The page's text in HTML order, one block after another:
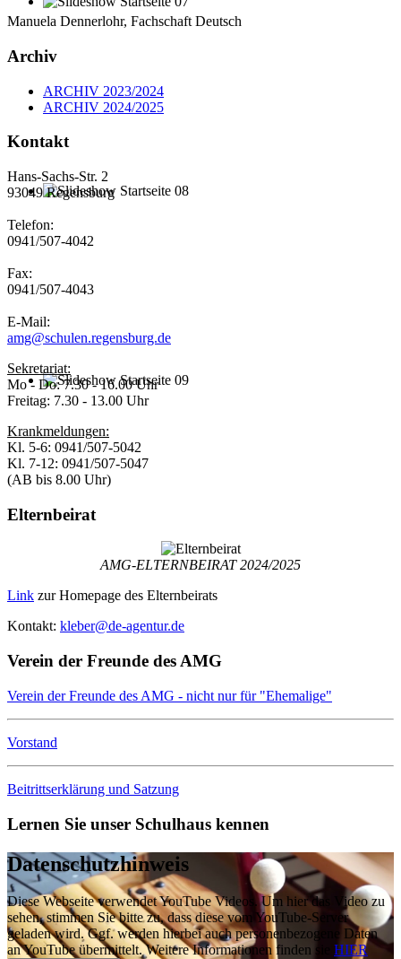
Manuela Dennerlohr, Fachschaft Deutsch
Archiv
ARCHIV 2023/2024
ARCHIV 2024/2025
Kontakt
Hans-Sachs-Str. 2
93049 Regensburg
Telefon:
0941/507-4042
Fax:
0941/507-4043
E-Mail:
amg@schulen.regensburg.de
Sekretariat:
Mo - Do: 7.30 - 16.00 Uhr
Freitag: 7.30 - 13.00 Uhr
Krankmeldungen:
Kl. 5-6: 0941/507-5042
Kl. 7-12: 0941/507-5047
(AB bis 8.00 Uhr)
Elternbeirat
AMG-ELTERNBEIRAT 2024/2025
Link zur Homepage des Elternbeirats
Kontakt: kleber@de-agentur.de
Verein der Freunde des AMG
Verein der Freunde des AMG - nicht nur für "Ehemalige"
Vorstand
Beitrittserklärung und Satzung
Lernen Sie unser Schulhaus kennen
Datenschutzhinweis
Diese Webseite verwendet YouTube Videos. Um hier das Video zu
sehen, stimmen Sie bitte zu, dass diese vom YouTube-Server
geladen wird. Ggf. werden hierbei auch personenbezogene Daten
an YouTube übermittelt. Weitere Informationen finden sie HIER